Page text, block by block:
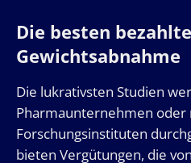
Die besten
Gewichtsabnahme
Die lukrativsten Studien
Pharmaunternehmen
Forschungsinstituten
bieten Vergütungen, die